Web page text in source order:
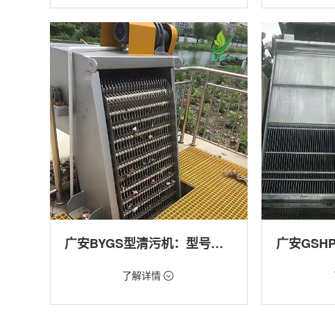
机,回转式清污机
用途：泵站,污水处理,水电站,自来水厂,渠道,水
产养殖,化工,纺织,给排水工程
机
用途：泵站,污
工程
广安BYGS型清污机：型号多样应用广泛
价格：1.23万/台
机
了解详情
价格：1.18万/
机,回转式清污